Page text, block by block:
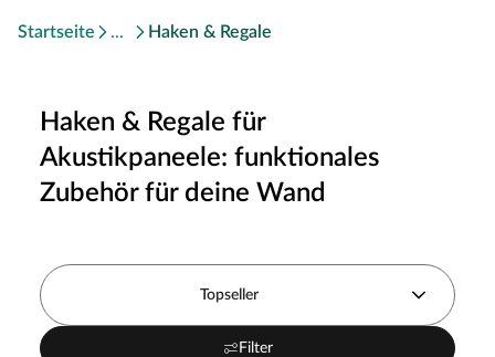
Startseite Haken & Regale
Haken & Regale für
Akustikpaneele: funktionales
Zubehör für deine Wand
Topseller
Filter